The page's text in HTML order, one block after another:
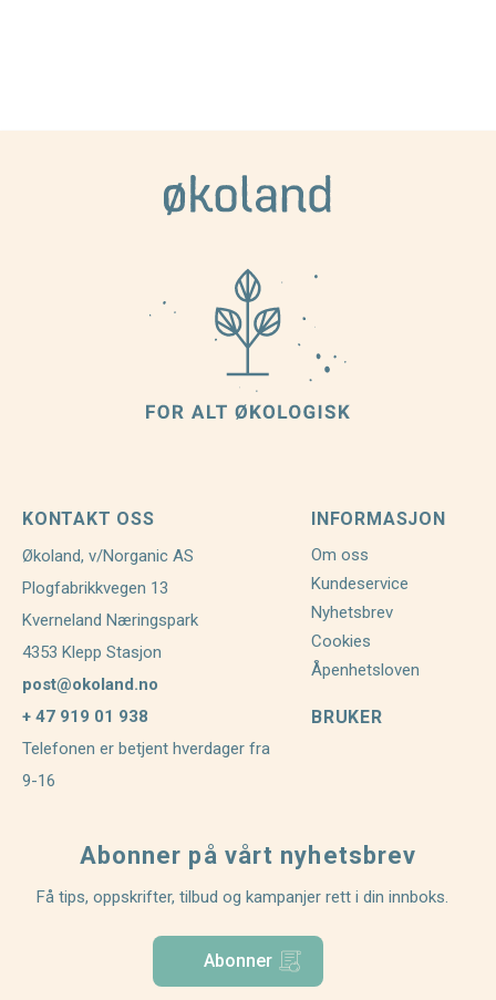
KONTAKT OSS
Økoland, v/Norganic AS
Plogfabrikkvegen 13
Kverneland Næringspark
4353 Klepp Stasjon
post@okoland.no
+ 47 919 01 938
Telefonen er betjent hverdager fra
9-16
INFORMASJON
Om oss
Kundeservice
Nyhetsbrev
Cookies
Åpenhetsloven
BRUKER
Abonner på vårt nyhetsbrev
Få tips, oppskrifter, tilbud og kampanjer rett i din innboks.
Abonner